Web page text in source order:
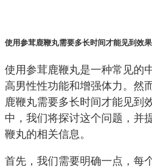
使用参茸鹿鞭丸需要多长时间才能见到效果
使用参茸鹿鞭丸是一种常见的
高男性性功能和增强体力。然
鹿鞭丸需要多长时间才能见到
中，我们将探讨这个问题，并
鞭丸的相关信息。
首先，我们需要明确一点，每